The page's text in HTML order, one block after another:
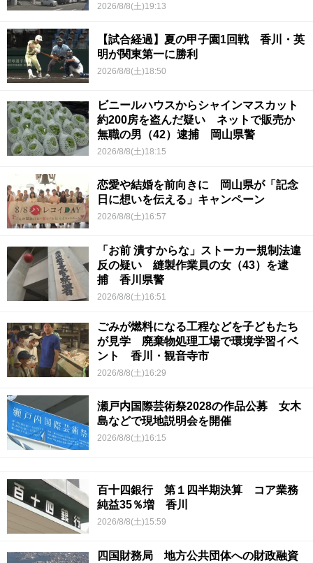
2026/8/8(土)19:13
【試合経過】夏の甲子園1回戦 香川・英
明が関東第一に勝利
2026/8/8(土)18:50
ビニールハウスからシャインマスカット
約200房を盗んだ疑い ネットで販売か
無職の男（42）逮捕 岡山県警
2026/8/8(土)18:15
恋愛や結婚を前向きに 岡山県が「記念
日に想いを伝える」キャンペーン
2026/8/8(土)16:57
「お前 潰すからな」ストーカー規制法違
反の疑い 縫製作業員の女（43）を逮
捕 香川県警
2026/8/8(土)16:51
ごみが燃料になる工程などを子どもたち
が見学 廃棄物処理工場で環境学習イベ
ント 香川・観音寺市
2026/8/8(土)16:29
瀬戸内国際芸術祭2028の作品公募 女木
島などで現地説明会を開催
2026/8/8(土)16:15
百十四銀行 第１四半期決算 コア業務
純益35％増 香川
2026/8/8(土)15:59
四国財務局 地方公共団体への財政融資